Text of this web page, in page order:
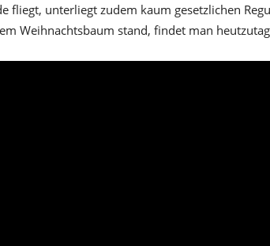
fliegt, unterliegt zudem kaum gesetzlichen
Weihnachtsbaum stand, findet man